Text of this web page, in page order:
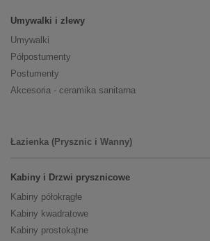
Umywalki i zlewy
Umywalki
Półpostumenty
Postumenty
Akcesoria - ceramika sanitarna
Łazienka (Prysznic i Wanny)
Kabiny i Drzwi prysznicowe
Kabiny półokrągłe
Kabiny kwadratowe
Kabiny prostokątne